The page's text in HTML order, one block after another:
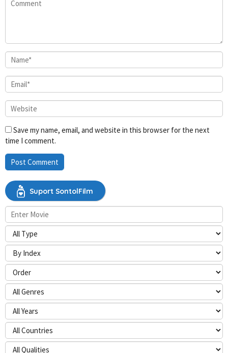
Save my name, email, and website in this browser for the next
time I comment.
Suport SontolFilm